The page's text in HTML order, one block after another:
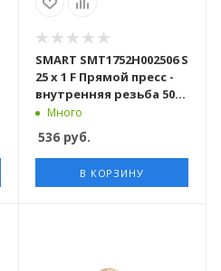
SMART SMT1752H002506 S
25 x 1 F Прямой пресс -
внутренняя резьба 50
штук в упаковке
Много
536руб.
В КОРЗИНУ